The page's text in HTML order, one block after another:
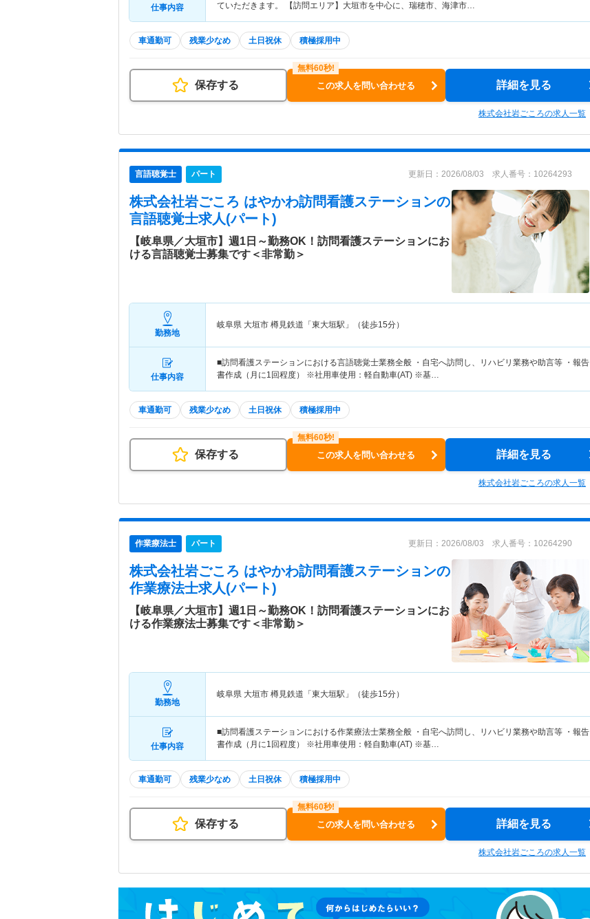
仕事内容
ていただきます。 【訪問エリア】大垣市を中心に、瑞穂市、海津市…
車通勤可 残業少なめ 土日祝休 積極採用中
保存する この求人を問い合わせる 詳細を見る
株式会社岩ごころの求人一覧
言語聴覚士 パート 更新日：2026/08/03 求人番号：10264293
株式会社岩ごころ はやかわ訪問看護ステーションの
言語聴覚士求人(パート)
【岐阜県／大垣市】週1日～勤務OK！訪問看護ステーションにお
ける言語聴覚士募集です＜非常勤＞
勤務地
岐阜県 大垣市 樽見鉄道「東大垣駅」（徒歩15分）
仕事内容
■訪問看護ステーションにおける言語聴覚士業務全般 ・自宅へ訪問し、リハビリ業務や助言等 ・報告
書作成（月に1回程度） ※社用車使用：軽自動車(AT) ※基…
車通勤可 残業少なめ 土日祝休 積極採用中
保存する この求人を問い合わせる 詳細を見る
株式会社岩ごころの求人一覧
作業療法士 パート 更新日：2026/08/03 求人番号：10264290
株式会社岩ごころ はやかわ訪問看護ステーションの
作業療法士求人(パート)
【岐阜県／大垣市】週1日～勤務OK！訪問看護ステーションにお
ける作業療法士募集です＜非常勤＞
勤務地
岐阜県 大垣市 樽見鉄道「東大垣駅」（徒歩15分）
仕事内容
■訪問看護ステーションにおける作業療法士業務全般 ・自宅へ訪問し、リハビリ業務や助言等 ・報告
書作成（月に1回程度） ※社用車使用：軽自動車(AT) ※基…
車通勤可 残業少なめ 土日祝休 積極採用中
保存する この求人を問い合わせる 詳細を見る
株式会社岩ごころの求人一覧